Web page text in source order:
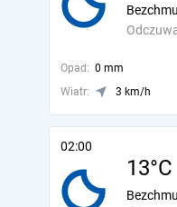
Opad: 0 mm
Wiatr:
3 km/h
02:00
13°C